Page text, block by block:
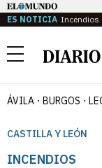
ES NOTICIA Incendios
Menú
ÁVILA BURGOS
CASTILLA Y LEÓN
INCENDIOS